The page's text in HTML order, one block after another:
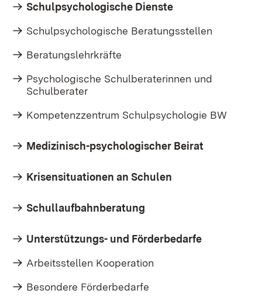
Schulpsychologische Dienste
Schulpsychologische Beratungsstellen
Beratungslehrkräfte
Psychologische Schulberaterinnen und
Schulberater
Kompetenzzentrum Schulpsychologie BW
Medizinisch-psychologischer Beirat
Krisensituationen an Schulen
Schullaufbahnberatung
Unterstützungs- und Förderbedarfe
Arbeitsstellen Kooperation
Besondere Förderbedarfe